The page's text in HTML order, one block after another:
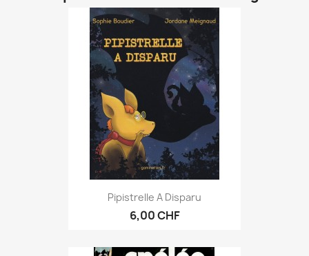
Pipistrelle A Disparu
6,00 CHF